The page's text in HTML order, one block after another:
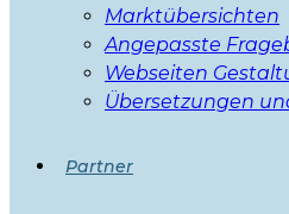
Marktübersichten
Angepasste
Webseiten
Übersetzungen
Partner